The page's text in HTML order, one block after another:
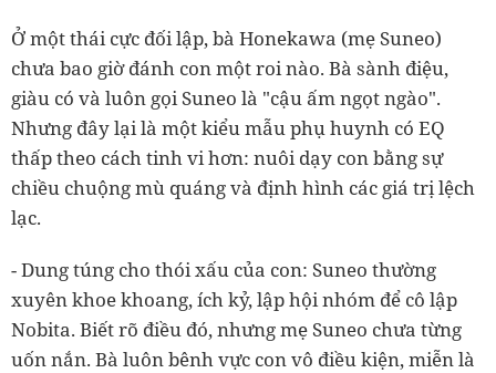
Ở một thái cực đối lập, bà Honekawa (mẹ Suneo)
chưa bao giờ đánh con một roi nào. Bà sành điệu,
giàu có và luôn gọi Suneo là "cậu ấm ngọt ngào".
Nhưng đây lại là một kiểu mẫu phụ huynh có EQ
thấp theo cách tinh vi hơn: nuôi dạy con bằng sự
chiều chuộng mù quáng và định hình các giá trị lệch
lạc.
- Dung túng cho thói xấu của con: Suneo thường
xuyên khoe khoang, ích kỷ, lập hội nhóm để cô lập
Nobita. Biết rõ điều đó, nhưng mẹ Suneo chưa từng
uốn nắn. Bà luôn bênh vực con vô điều kiện, miễn là